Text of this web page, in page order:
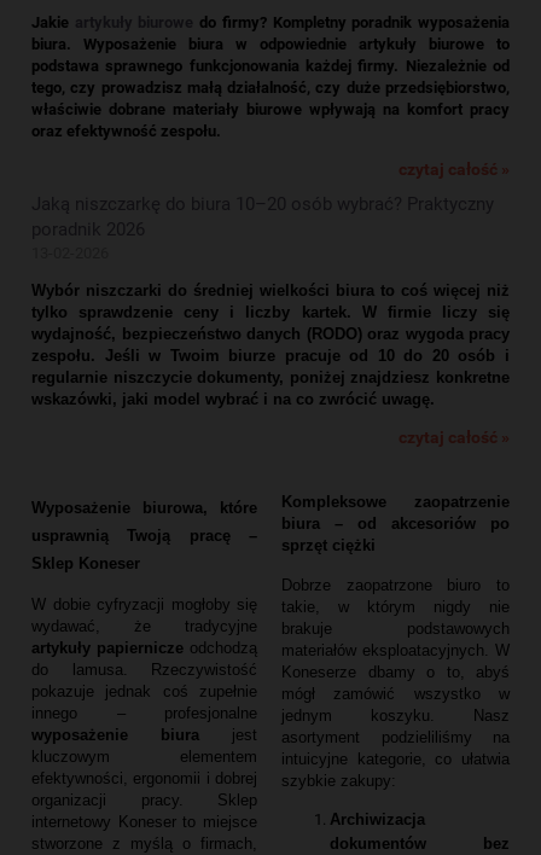
Jakie artykuły biurowe do firmy? Kompletny poradnik wyposażenia
biura. Wyposażenie biura w odpowiednie artykuły biurowe to
podstawa sprawnego funkcjonowania każdej firmy. Niezależnie od
tego, czy prowadzisz małą działalność, czy duże przedsiębiorstwo,
właściwie dobrane materiały biurowe wpływają na komfort pracy
oraz efektywność zespołu.
czytaj całość »
Jaką niszczarkę do biura 10–20 osób wybrać? Praktyczny
poradnik 2026
Wybór niszczarki do średniej wielkości biura to coś więcej niż
tylko sprawdzenie ceny i liczby kartek. W firmie liczy się
wydajność, bezpieczeństwo danych (RODO) oraz wygoda pracy
zespołu. Jeśli w Twoim biurze pracuje od 10 do 20 osób i
regularnie niszczycie dokumenty, poniżej znajdziesz konkretne
wskazówki, jaki model wybrać i na co zwrócić uwagę.
czytaj całość »
Wyposażenie biurowa, które
usprawnią Twoją pracę –
Sklep Koneser
W dobie cyfryzacji mogłoby się
wydawać,
że tradycyjne
artykuły papiernicze odchodzą
do lamusa. Rzeczywistość
pokazuje jednak coś zupełnie
innego – profesjonalne
wyposażenie biura jest
kluczowym elementem
efektywności, ergonomii i dobrej
organizacji pracy. Sklep
internetowy Koneser to miejsce
stworzone z myślą o firmach,
Kompleksowe zaopatrzenie
biura – od akcesoriów po
sprzęt ciężki
Dobrze zaopatrzone biuro to
takie,
w którym nigdy nie
brakuje podstawowych
materiałów eksploatacyjnych.
W
Koneserze dbamy o to,
abyś
mógł zamówić wszystko w
jednym koszyku.
Nasz
asortyment podzieliliśmy na
intuicyjne kategorie,
co ułatwia
szybkie zakupy:
Archiwizacja
dokumentów bez